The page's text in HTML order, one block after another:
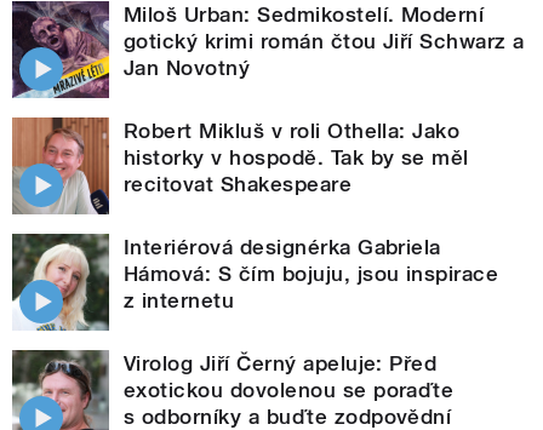
Miloš Urban: Sedmikostelí. Moderní
gotický krimi román čtou Jiří Schwarz a
Jan Novotný
Robert Mikluš v roli Othella: Jako
historky v hospodě. Tak by se měl
recitovat Shakespeare
Interiérová designérka Gabriela
Hámová: S čím bojuju, jsou inspirace
z internetu
Virolog Jiří Černý apeluje: Před
exotickou dovolenou se poraďte
s odborníky a buďte zodpovědní